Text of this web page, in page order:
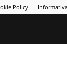
Policy